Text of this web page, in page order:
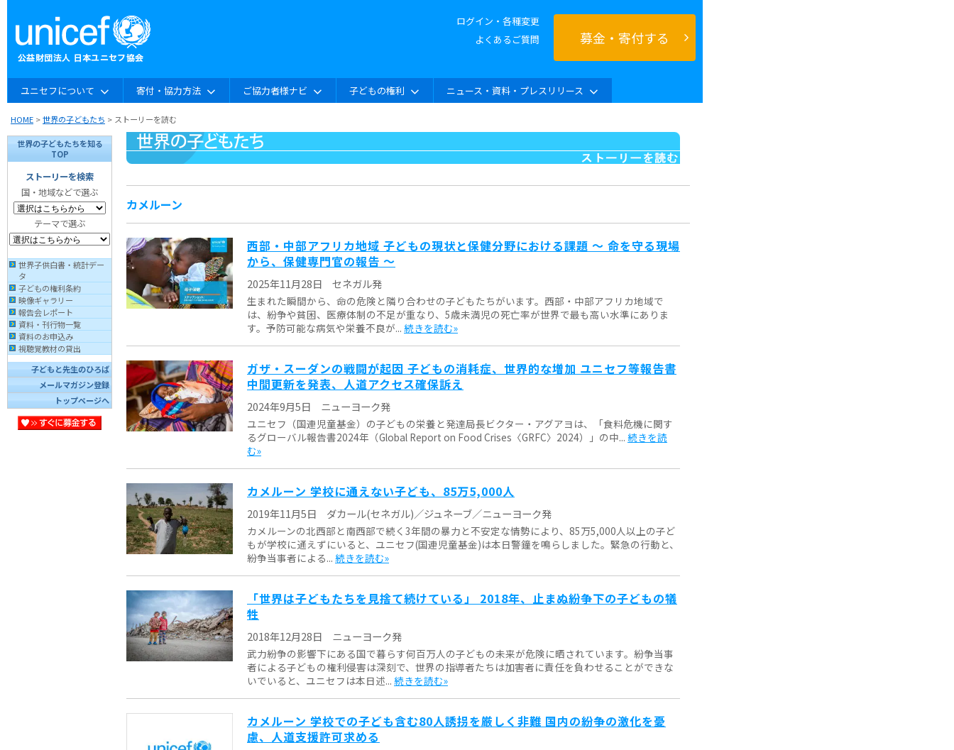
ログイン・各種変更
よくあるご質問
募金・寄付する
ユニセフについて 寄付・協力方法 ご協力者様ナビ 子どもの権利 ニュース・資料・プレスリリース
HOME >世界の子どもたち > ストーリーを読む
世界の子どもたちを知る
TOP
ストーリーを検索
国・地域などで選ぶ
テーマで選ぶ
世界子供白書・統計デー
タ
子どもの権利条約
映像ギャラリー
報告会レポート
資料・刊行物一覧
資料のお申込み
視聴覚教材の貸出
子どもと先生のひろば
メールマガジン登録
トップページへ
カメルーン
西部・中部アフリカ地域 子どもの現状と保健分野における課題 ～ 命を守る現場
から、保健専門官の報告 ～
2025年11月28日 セネガル発
生まれた瞬間から、命の危険と隣り合わせの子どもたちがいます。西部・中部アフリカ地域で
は、紛争や貧困、医療体制の不足が重なり、5歳未満児の死亡率が世界で最も高い水準にありま
す。予防可能な病気や栄養不良が... 続きを読む»
ガザ・スーダンの戦闘が起因 子どもの消耗症、世界的な増加 ユニセフ等報告書
中間更新を発表、人道アクセス確保訴え
2024年9月5日 ニューヨーク発
ユニセフ（国連児童基金）の子どもの栄養と発達局長ビクター・アグアヨは、「食料危機に関す
るグローバル報告書2024年（Global Report on Food Crises〈GRFC〉2024）」の中... 続きを読
む»
カメルーン 学校に通えない子ども、85万5,000人
2019年11月5日 ダカール(セネガル)／ジュネーブ／ニューヨーク発
カメルーンの北西部と南西部で続く3年間の暴力と不安定な情勢により、85万5,000人以上の子ど
もが学校に通えずにいると、ユニセフ(国連児童基金)は本日警鐘を鳴らしました。緊急の行動と、
紛争当事者による... 続きを読む»
「世界は子どもたちを見捨て続けている」 2018年、止まぬ紛争下の子どもの犠
牲
2018年12月28日 ニューヨーク発
武力紛争の影響下にある国で暮らす何百万人の子どもの未来が危険に晒されています。紛争当事
者による子どもの権利侵害は深刻で、世界の指導者たちは加害者に責任を負わせることができな
いでいると、ユニセフは本日述... 続きを読む»
カメルーン 学校での子ども含む80人誘拐を厳しく非難 国内の紛争の激化を憂
慮、人道支援許可求める